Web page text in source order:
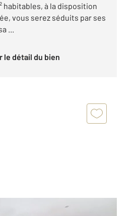
habitables, à la disposition
vous serez séduits par ses
...
le détail du bien